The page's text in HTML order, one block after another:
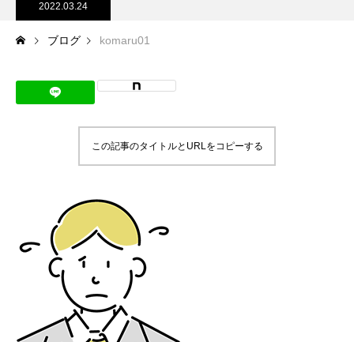
PluginAdaptiX Service Guide
HP/EC/Design/Logo
制作実績
COMPANY 会社を知る
会社沿革
会社案内
BUSINESS
2022.03.24
ブログ komaru01
この記事のタイトルとURLをコピーする